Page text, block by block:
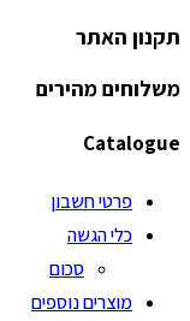
תקנון האתר
משלוחים מהירים
Catalogue
פרטי חשבון
כלי הגשה
סכום
מוצרים נוספים